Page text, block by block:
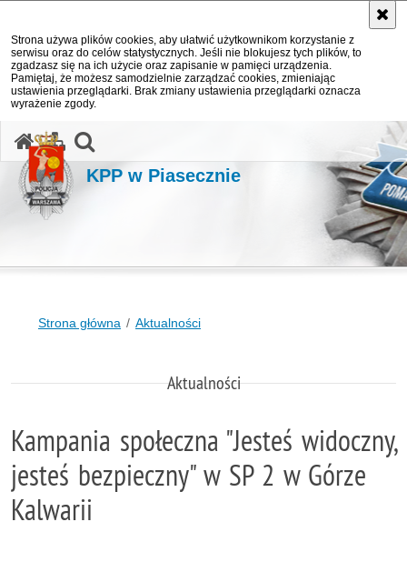
Strona używa plików cookies, aby ułatwić użytkownikom korzystanie z
serwisu oraz do celów statystycznych. Jeśli nie blokujesz tych plików, to
zgadzasz się na ich użycie oraz zapisanie w pamięci urządzenia.
Pamiętaj, że możesz samodzielnie zarządzać cookies, zmieniając
ustawienia przeglądarki. Brak zmiany ustawienia przeglądarki oznacza
wyrażenie zgody.
KPP w Piasecznie
Strona główna Aktualności
Aktualności
Kampania społeczna "Jesteś widoczny,
jesteś bezpieczny" w SP 2 w Górze
Kalwarii